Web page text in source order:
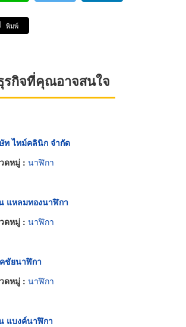
พิมพ์
รกิจที่คุณอาจสนใจ
ท ไทม์คลินิก จำกัด
ดหมู่ : นาฬิกา
แหลมทองนาฬิกา
ดหมู่ : นาฬิกา
ชัยนาฬิกา
ดหมู่ : นาฬิกา
แบงค์นาฬิกา